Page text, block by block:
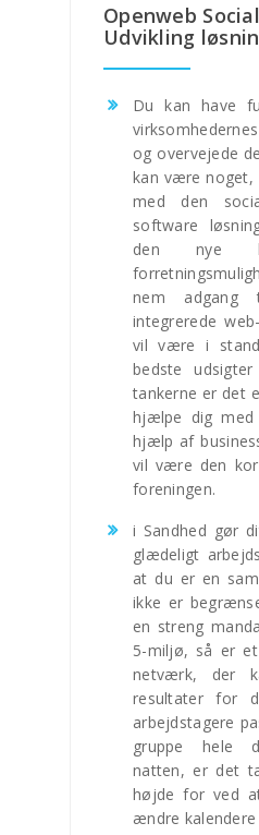
Openweb
Udvikling
Du kan have
og overvejede
kan være noget,
med den
software
den nye
nem adgang
integrerede
vil være i
bedste
tankerne er det
hjælpe dig med
hjælp af
vil være den
foreningen.
i Sandhed gør
glædeligt
at du er en
ikke er
en streng
5-miljø, så er
netværk, der
resultater for
arbejdstagere
gruppe hele
natten, er det
højde for ved
ændre